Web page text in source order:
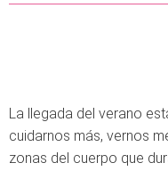
La llegada del verano
cuidarnos más, vernos
zonas del cuerpo que